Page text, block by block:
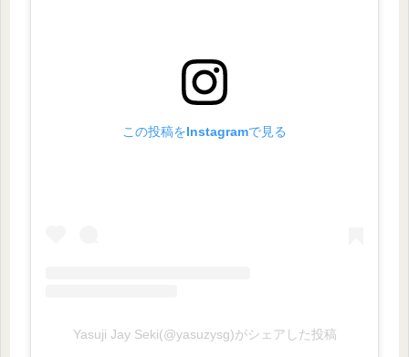
この投稿をInstagramで見る
Yasuji Jay Seki(@yasuzysg)がシェアした投稿